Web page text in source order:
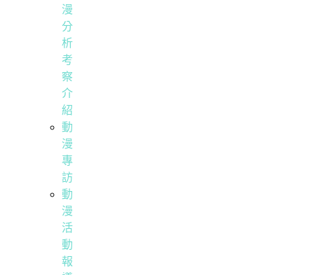
漫
分
析
考
察
介
紹
動
漫
專
訪
動
漫
活
動
報